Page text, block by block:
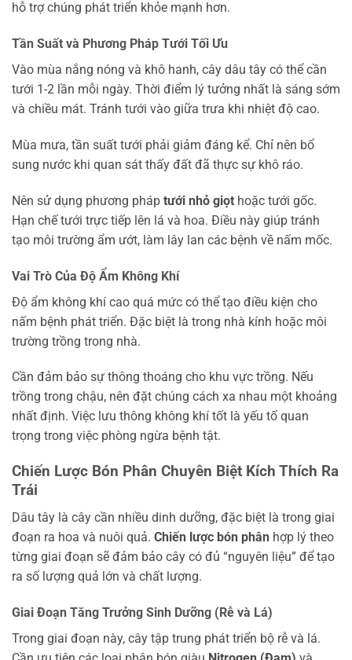
hỗ trợ chúng phát triển khỏe mạnh hơn.
Tần Suất và Phương Pháp Tưới Tối Ưu
Vào mùa nắng nóng và khô hanh, cây dâu tây có thể cần
tưới 1-2 lần mỗi ngày. Thời điểm lý tưởng nhất là sáng sớm
và chiều mát. Tránh tưới vào giữa trưa khi nhiệt độ cao.
Mùa mưa, tần suất tưới phải giảm đáng kể. Chỉ nên bổ
sung nước khi quan sát thấy đất đã thực sự khô ráo.
Nên sử dụng phương pháp tưới nhỏ giọt hoặc tưới gốc.
Hạn chế tưới trực tiếp lên lá và hoa. Điều này giúp tránh
tạo môi trường ẩm ướt, làm lây lan các bệnh về nấm mốc.
Vai Trò Của Độ Ẩm Không Khí
Độ ẩm không khí cao quá mức có thể tạo điều kiện cho
nấm bệnh phát triển. Đặc biệt là trong nhà kính hoặc môi
trường trồng trong nhà.
Cần đảm bảo sự thông thoáng cho khu vực trồng. Nếu
trồng trong chậu, nên đặt chúng cách xa nhau một khoảng
nhất định. Việc lưu thông không khí tốt là yếu tố quan
trọng trong việc phòng ngừa bệnh tật.
Chiến Lược Bón Phân Chuyên Biệt Kích Thích Ra
Trái
Dâu tây là cây cần nhiều dinh dưỡng, đặc biệt là trong giai
đoạn ra hoa và nuôi quả. Chiến lược bón phân hợp lý theo
từng giai đoạn sẽ đảm bảo cây có đủ “nguyên liệu” để tạo
ra số lượng quả lớn và chất lượng.
Giai Đoạn Tăng Trưởng Sinh Dưỡng (Rễ và Lá)
Trong giai đoạn này, cây tập trung phát triển bộ rễ và lá.